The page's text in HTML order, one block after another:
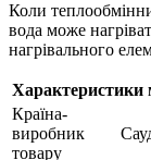
Коли
вода може
нагрівального
Характеристики
Країна-
виробник
товару